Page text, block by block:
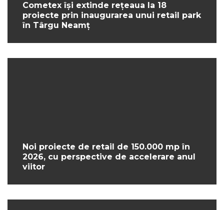
Cometex își extinde rețeaua la 18
proiecte prin inaugurarea unui retail park
în Târgu Neamț
Noi proiecte de retail de 150.000 mp în
2026, cu perspective de accelerare anul
viitor